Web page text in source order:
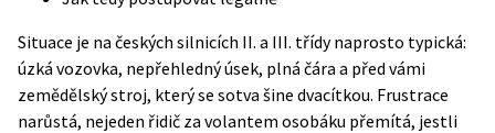
Situace je na českých silnicích II. a III. třídy naprosto typická:
úzká vozovka, nepřehledný úsek, plná čára a před vámi
zemědělský stroj, který se sotva šine dvacítkou. Frustrace
narůstá, nejeden řidič za volantem osobáku přemítá, jestli